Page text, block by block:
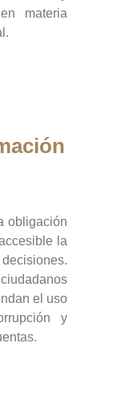
materia
obligación
la
el uso
y